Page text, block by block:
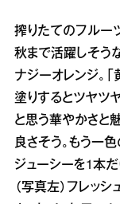
搾りたてのフルー
秋まで活躍しそう
ナジーオレンジ。
塗りするとツヤツヤ
と思う華やかさと
良さそう。もう一
ジューシーを1本だ
（写真左）フレッ